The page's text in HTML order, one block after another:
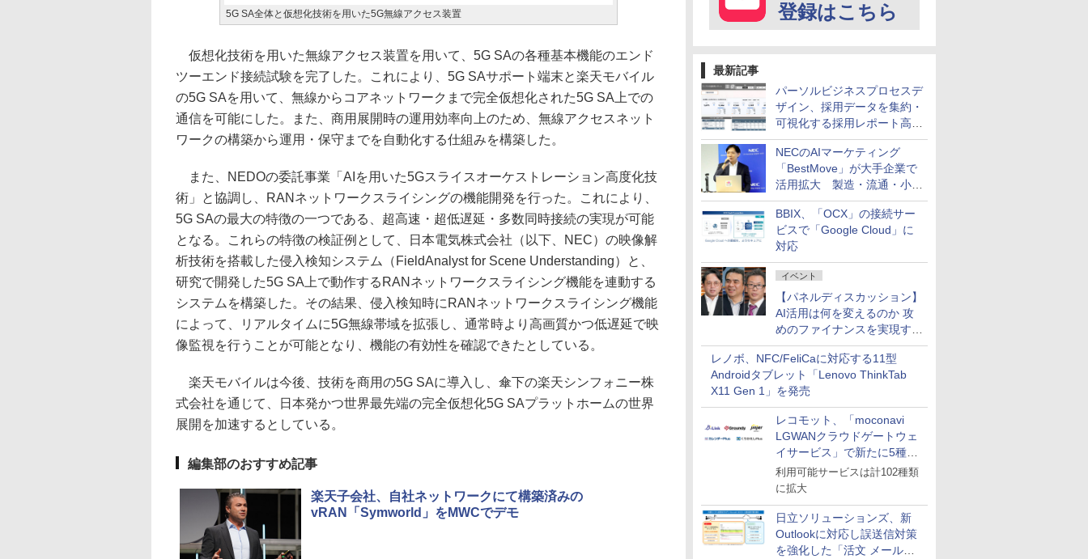
登録はこちら
最新記事
パーソルビジネスプロセスデ
ザイン、採用データを集約・
可視化する採用レポート高速
化サービスを提供
NECのAIマーケティング
「BestMove」が大手企業で
活用拡大 製造・流通・小売
企業・広告代理店などが実装
フェーズへ
BBIX、「OCX」の接続サー
ビスで「Google Cloud」に
対応
イベント
【パネルディスカッション】
AI活用は何を変えるのか 攻
めのファイナンスを実現する
業務設計とマインドセット変
革
レノボ、NFC/FeliCaに対応する11型
Androidタブレット「Lenovo ThinkTab
X11 Gen 1」を発売
レコモット、「moconavi
LGWANクラウドゲートウェ
イサービス」で新たに5種類
のサービスと連携開始
利用可能サービスは計102種類
に拡大
日立ソリューションズ、新
Outlookに対応し誤送信対策
を強化した「活文 メール誤
5G SA全体と仮想化技術を用いた5G無線アクセス装置
仮想化技術を用いた無線アクセス装置を用いて、5G SAの各種基本機能のエンド
ツーエンド接続試験を完了した。これにより、5G SAサポート端末と楽天モバイル
の5G SAを用いて、無線からコアネットワークまで完全仮想化された5G SA上での
通信を可能にした。また、商用展開時の運用効率向上のため、無線アクセスネット
ワークの構築から運用・保守までを自動化する仕組みを構築した。
また、NEDOの委託事業「AIを用いた5Gスライスオーケストレーション高度化技
術」と協調し、RANネットワークスライシングの機能開発を行った。これにより、
5G SAの最大の特徴の一つである、超高速・超低遅延・多数同時接続の実現が可能
となる。これらの特徴の検証例として、日本電気株式会社（以下、NEC）の映像解
析技術を搭載した侵入検知システム（FieldAnalyst for Scene Understanding）と、
研究で開発した5G SA上で動作するRANネットワークスライシング機能を連動する
システムを構築した。その結果、侵入検知時にRANネットワークスライシング機能
によって、リアルタイムに5G無線帯域を拡張し、通常時より高画質かつ低遅延で映
像監視を行うことが可能となり、機能の有効性を確認できたとしている。
楽天モバイルは今後、技術を商用の5G SAに導入し、傘下の楽天シンフォニー株
式会社を通じて、日本発かつ世界最先端の完全仮想化5G SAプラットホームの世界
展開を加速するとしている。
編集部のおすすめ記事
楽天子会社、自社ネットワークにて構築済みの
vRAN「Symworld」をMWCでデモ